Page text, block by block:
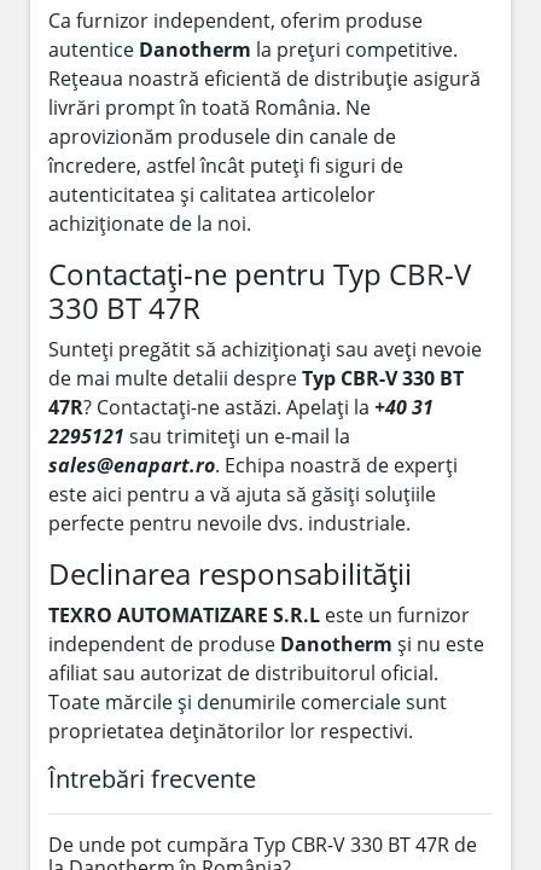
Ca furnizor independent, oferim produse
autentice Danotherm la prețuri competitive.
Rețeaua noastră eficientă de distribuție asigură
livrări prompt în toată România. Ne
aprovizionăm produsele din canale de
încredere, astfel încât puteți fi siguri de
autenticitatea și calitatea articolelor
achiziționate de la noi.
Contactați-ne pentru Typ CBR-V
330 BT 47R
Sunteți pregătit să achiziționați sau aveți nevoie
de mai multe detalii despreTyp CBR-V 330 BT
47R? Contactați-ne astăzi. Apelați la +40 31
2295121 sau trimiteți un e-mail la
sales@enapart.ro. Echipa noastră de experți
este aici pentru a vă ajuta să găsiți soluțiile
perfecte pentru nevoile dvs. industriale.
Declinarea responsabilității
TEXRO AUTOMATIZARE S.R.L este un furnizor
independent de produse Danotherm și nu este
afiliat sau autorizat de distribuitorul oficial.
Toate mărcile și denumirile comerciale sunt
proprietatea deținătorilor lor respectivi.
Întrebări frecvente
De unde pot cumpăra Typ CBR-V 330 BT 47R de